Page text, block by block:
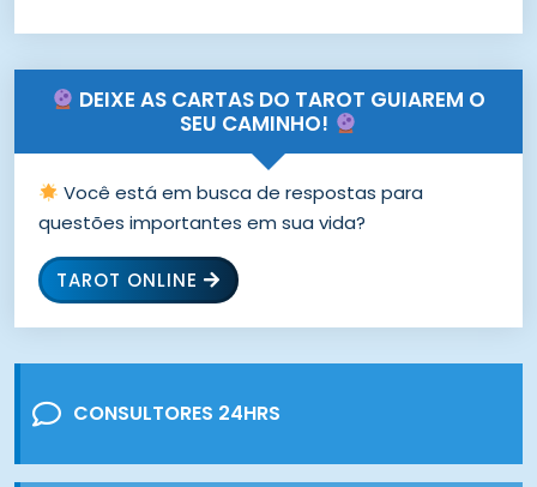
DEIXE AS CARTAS DO TAROT GUIAREM O
SEU CAMINHO!
Você está em busca de respostas para
questões importantes em sua vida?
TAROT ONLINE
CONSULTORES 24HRS